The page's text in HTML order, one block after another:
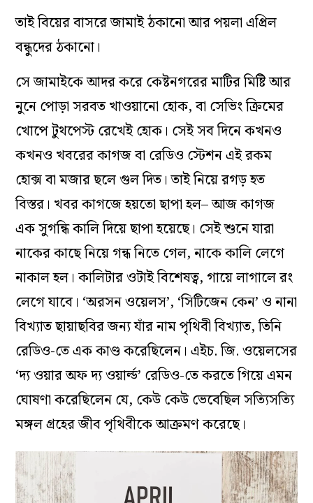
তাই বিয়ের বাসরে জামাই ঠকানো আর পয়লা এপ্রিল
বন্ধুদের ঠকানো।
সে জামাইকে আদর করে কেষ্টনগরের মাটির মিষ্টি আর
নুনে পোড়া সরবত খাওয়ানো হোক, বা সেভিং ক্রিমের
খোপে টুথপেস্ট রেখেই হোক। সেই সব দিনে কখনও
কখনও খবরের কাগজ বা রেডিও স্টেশন এই রকম
হোক্স বা মজার ছলে গুল দিত। তাই নিয়ে রগড় হত
বিস্তর। খবর কাগজে হয়তো ছাপা হল– আজ কাগজ
এক সুগন্ধি কালি দিয়ে ছাপা হয়েছে। সেই শুনে যারা
নাকের কাছে নিয়ে গন্ধ নিতে গেল, নাকে কালি লেগে
নাকাল হল। কালিটার ওটাই বিশেষত্ব, গায়ে লাগালে রং
লেগে যাবে। ‘অরসন ওয়েলস’, ‘সিটিজেন কেন’ ও নানা
বিখ্যাত ছায়াছবির জন্য যাঁর নাম পৃথিবী বিখ্যাত, তিনি
রেডিও-তে এক কাণ্ড করেছিলেন। এইচ. জি. ওয়েলসের
‘দ্য ওয়ার অফ দ্য ওয়ার্ল্ড’ রেডিও-তে করতে গিয়ে এমন
ঘোষণা করেছিলেন যে, কেউ কেউ ভেবেছিল সত্যিসত্যি
মঙ্গল গ্রহের জীব পৃথিবীকে আক্রমণ করেছে।